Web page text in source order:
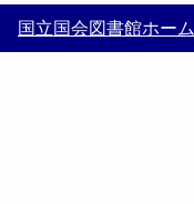
国立国会図書館ホーム